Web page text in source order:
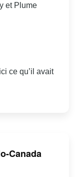
et Plume
ce qu’il avait
Canada